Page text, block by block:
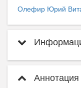
Олефир Юрий